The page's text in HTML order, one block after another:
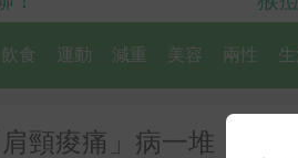
飲食 運動 減重 美容 兩性
頸痠痛」病一堆！日醫